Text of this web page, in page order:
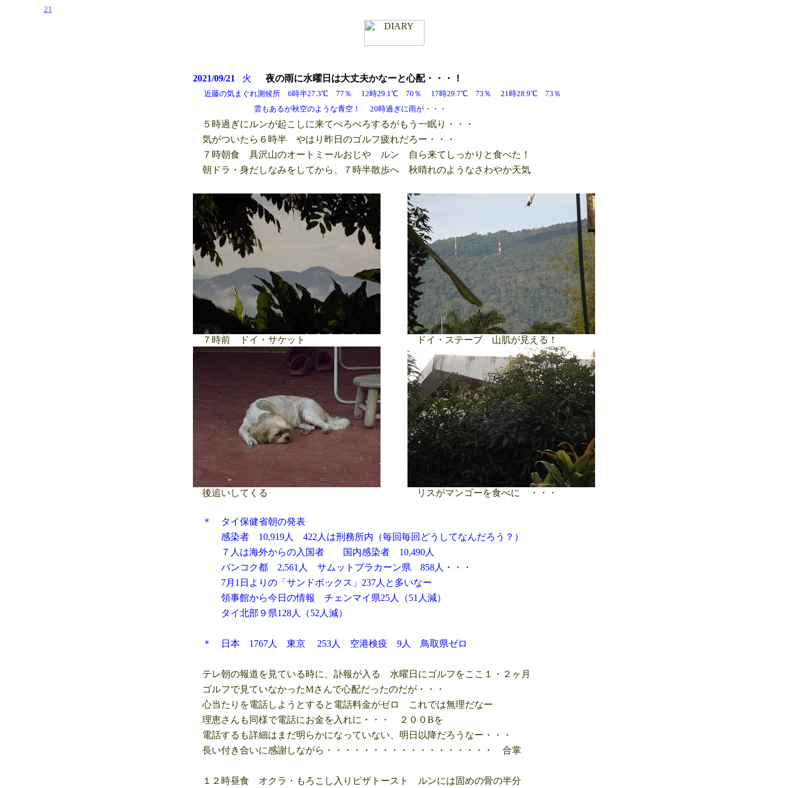
21
2021/09/21 火 夜の雨に水曜日は大丈夫かなーと心配・・・！
近藤の気まぐれ測候所 6時半27.3℃ 77％ 12時29.1℃ 70％ 17時29.7℃ 73％ 21時28.9℃ 73％
雲もあるが秋空のような青空！ 20時過ぎに雨が・・・
５時過ぎにルンが起こしに来てぺろぺろするがもう一眠り・・・
気がついたら６時半 やはり昨日のゴルフ疲れだろー・・・
７時朝食 具沢山のオートミールおじや ルン 自ら来てしっかりと食べた！
朝ドラ・身だしなみをしてから、７時半散歩へ 秋晴れのようなさわやか天気
７時前 ドイ・サケット ドイ・ステーブ 山肌が見える！
後追いしてくる リスがマンゴーを食べに ・・・
＊ タイ保健省朝の発表
感染者 10,919人 422人は刑務所内（毎回毎回どうしてなんだろう？）
７人は海外からの入国者 国内感染者 10,490人
バンコク都 2,561人 サムットプラカーン県 858人・・・
7月1日よりの「サンドボックス」237人と多いなー
領事館から今日の情報 チェンマイ県25人（51人減）
タイ北部９県128人（52人減）
＊ 日本 1767人 東京 253人 空港検疫 9人 鳥取県ゼロ
テレ朝の報道を見ている時に、訃報が入る 水曜日にゴルフをここ１・２ヶ月
ゴルフで見ていなかったMさんで心配だったのだが・・・
心当たりを電話しようとすると電話料金がゼロ これでは無理だなー
理恵さんも同様で電話にお金を入れに・・・ ２００Bを
電話するも詳細はまだ明らかになっていない、明日以降だろうなー・・・
長い付き合いに感謝しながら・・・・・・・・・・・・・・・・・・ 合掌
１２時昼食 オクラ・もろこし入りピザトースト ルンには固めの骨の半分